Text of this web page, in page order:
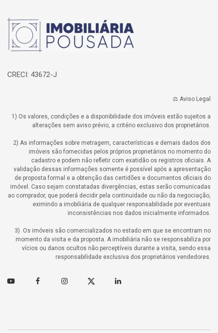
Página inicial
CRECI: 43672-J
⚖️ Aviso Legal
1) Os valores, condições e a disponibilidade dos imóveis estão sujeitos a
alterações sem aviso prévio, a critério exclusivo dos proprietários.
2) As informações sobre metragem, características e demais dados dos
imóveis são fornecidas pelos próprios proprietários no momento do
cadastro e podem não refletir com exatidão os registros oficiais. A
validação dessas informações somente é possível após a apresentação
de proposta formal e a obtenção das certidões e documentos oficiais do
imóvel. Caso sejam constatadas divergências, estas serão comunicadas
ao comprador, que poderá decidir pela continuidade ou não da negociação,
eximindo a imobiliária de qualquer responsabilidade por eventuais
inconsistências nos dados inicialmente informados.
3) Os imóveis são comercializados no estado em que se encontram no
momento da visita e da proposta. A imobiliária não se responsabiliza por
vícios ou danos ocultos não perceptíveis durante a visita, sendo essa
responsabilidade exclusiva dos proprietários vendedores.
Youtube FacebookInstagramTwitter Linkedin